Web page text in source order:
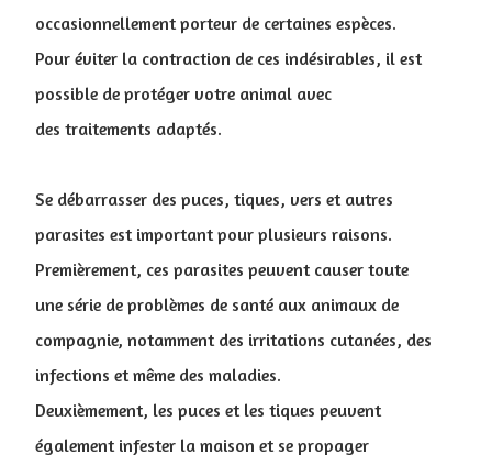
occasionnellement porteur de certaines espèces.
Pour éviter la contraction de ces indésirables, il est
possible de protéger votre animal avec
des traitements adaptés.
Se débarrasser des puces, tiques, vers et autres
parasites est important pour plusieurs raisons.
Premièrement, ces parasites peuvent causer toute
une série de problèmes de santé aux animaux de
compagnie, notamment des irritations cutanées, des
infections et même des maladies.
Deuxièmement, les puces et les tiques peuvent
également infester la maison et se propager